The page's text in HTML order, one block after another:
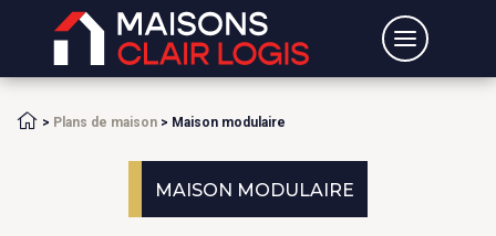
Accueil
> Plans de maison > Maison modulaire
MAISON MODULAIRE